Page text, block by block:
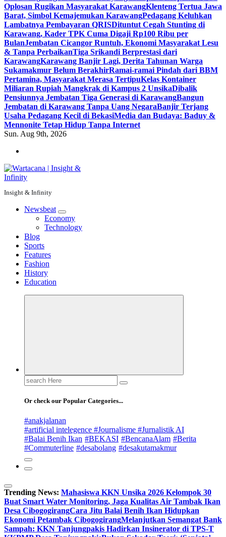
Oplosan Rugikan Masyarakat KarawangKlenteng Tertua Jawa
Barat, Simbol Kemajemukan KarawangPedagang Keluhkan
Lambatnya Pembayaran QRISDituntut Cegah Stunting di
Karawang, Kader TPK Cuma Digaji Rp100 Ribu per
BulanJembatan Cicangor Runtuh, Ekonomi Masyarakat Lesu
& Tanpa PerbaikanTiga Srikandi Berprestasi dari
KarawangKarawang Banjir Lagi, Derita Tahunan Warga
Sukamakmur Belum BerakhirRamai-ramai Pindah dari BBM
Pertamina, Masyarakat Merasa TertipuKelas Kontainer
Miliaran Rupiah Mangkrak di Kampus 2 UnsikaDibalik
Pensiunnya Jembatan Tiga Generasi di KarawangBangun
Jembatan di Karawang Tanpa Uang NegaraBanjir Terjang
Usaha Pedagang Kecil di BekasiMedia dan Budaya: Baduy &
Mennonite Tetap Hidup Tanpa Internet
Sun. Aug 9th, 2026
Insight & Infinity
Newsbeat
Economy
Technology
Blog
Sports
Features
Fashion
History
Education
Search
for:
Or check our Popular Categories...
#anakjalanan
#artificial intelegence #Journalisme #Jurnalistik AI
#Balai Benih Ikan #BEKASI #BencanaAlam #Berita
#Commuterline #desabolang #desakutamakmur
Trending News: Mahasiswa KKN Unsika 2026 Kelompok 30
Buat Smart Water Monitoring, Jaga Kualitas Air Tambak Ikan
Desa CibogogirangCara Jitu Balai Benih Ikan Hidupkan
Ekonomi Petambak CibogogirangMelanjutkan Semangat Bank
Sampah: KKN Tanjungpakis Hadirkan Insinerator di TPS-T